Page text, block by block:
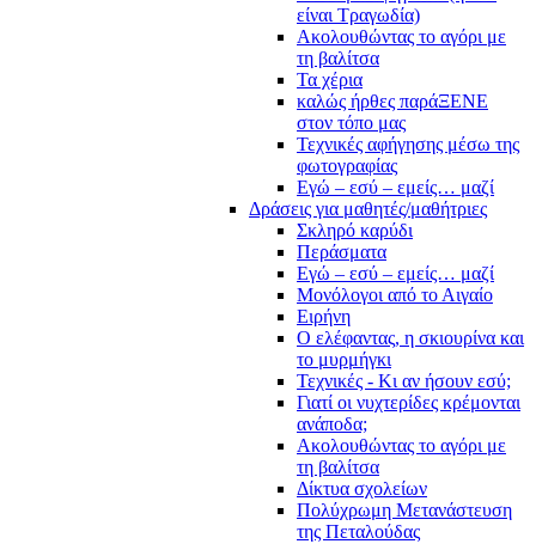
είναι Τραγωδία)
Ακολουθώντας το αγόρι με
τη βαλίτσα
Τα χέρια
καλώς ήρθες παράΞΕΝΕ
στον τόπο μας
Τεχνικές αφήγησης μέσω της
φωτογραφίας
Εγώ – εσύ – εμείς… μαζί
Δράσεις για μαθητές/μαθήτριες
Σκληρό καρύδι
Περάσματα
Εγώ – εσύ – εμείς… μαζί
Μονόλογοι από το Αιγαίο
Ειρήνη
Ο ελέφαντας, η σκιουρίνα και
το μυρμήγκι
Τεχνικές - Κι αν ήσουν εσύ;
Γιατί οι νυχτερίδες κρέμονται
ανάποδα;
Ακολουθώντας το αγόρι με
τη βαλίτσα
Δίκτυα σχολείων
Πολύχρωμη Μετανάστευση
της Πεταλούδας